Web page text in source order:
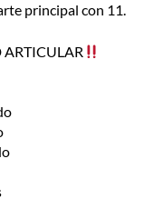
principal con 11.